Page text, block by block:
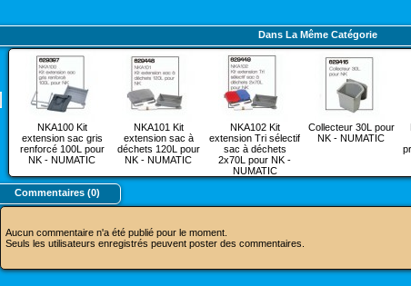
Dans La Même Catégorie
NKA100 Kit
extension sac gris
renforcé 100L pour
NK - NUMATIC
NKA101 Kit
extension sac à
déchets 120L pour
NK - NUMATIC
NKA102 Kit
extension Tri sélectif
sac à déchets
2x70L pour NK -
NUMATIC
Collecteur 30L pour
NK - NUMATIC
Commentaires (0)
Aucun commentaire n'a été publié pour le moment.
Seuls les utilisateurs enregistrés peuvent poster des commentaires.